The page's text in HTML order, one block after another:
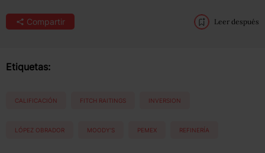
Compartir Leer después
Etiquetas:
CALIFICACIÓN FITCH RAITINGS INVERSION
LÓPEZ OBRADOR MOODY’S PEMEX REFINERÍA